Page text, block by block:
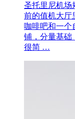
圣托里尼机场
前的值机大厅
咖啡吧和一个
铺，分量基础
很简 …